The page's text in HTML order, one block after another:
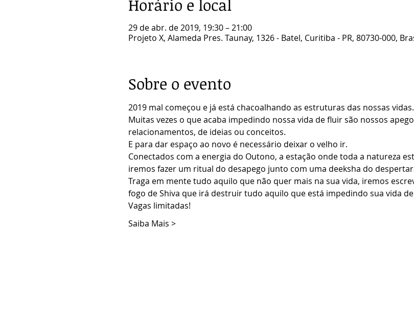
Horário e local
29 de abr. de 2019, 19:30 – 21:00
Projeto X, Alameda Pres. Taunay, 1326 - Batel, Curitiba - PR, 80730-000,
Sobre o evento
2019 mal começou e já está chacoalhando as estruturas das nossas vidas.
Muitas vezes o que acaba impedindo nossa vida de fluir são nossos
relacionamentos, de ideias ou conceitos.
E para dar espaço ao novo é necessário deixar o velho ir.
Conectados com a energia do Outono, a estação onde toda a natureza
iremos fazer um ritual do desapego junto com uma deeksha do
Traga em mente tudo aquilo que não quer mais na sua vida, iremos
fogo de Shiva que irá destruir tudo aquilo que está impedindo sua vida
Vagas limitadas!
Saiba Mais >